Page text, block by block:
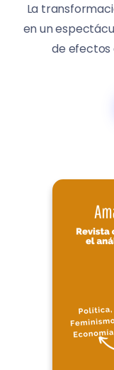
La
en un
de efectos